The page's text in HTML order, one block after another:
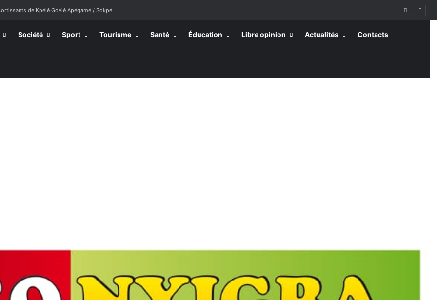
de Kpélé Govié Apégamé / Sokpé
Société Sport Tourisme Santé Éducation Libre opinion Actualités Contacts